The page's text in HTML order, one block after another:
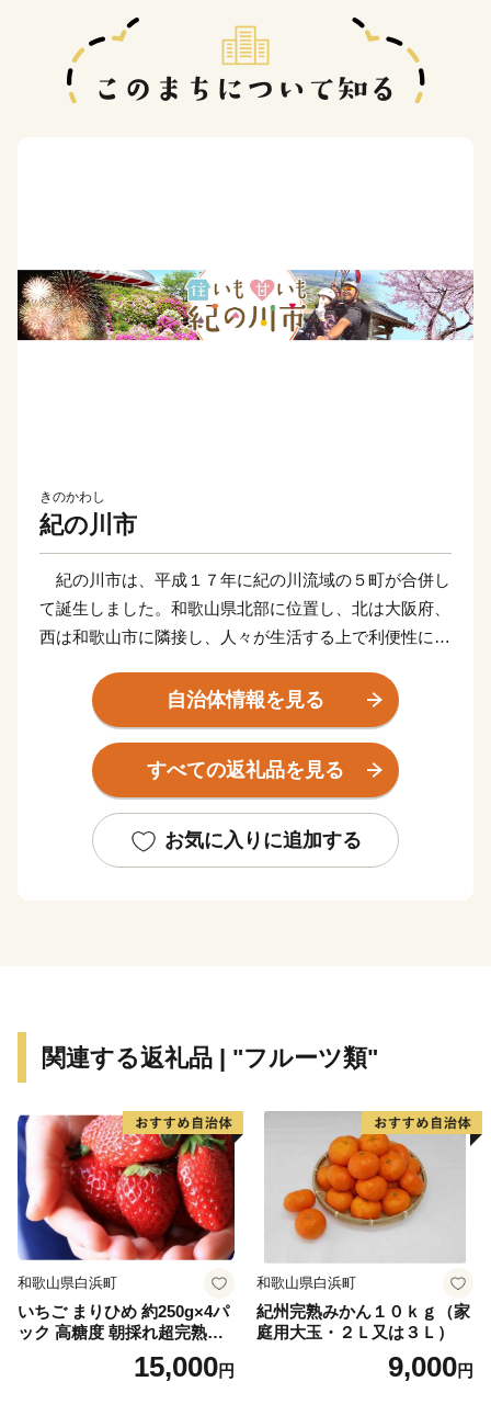
きのかわし
紀の川市
紀の川市は、平成１７年に紀の川流域の５町が合併し
て誕生しました。和歌山県北部に位置し、北は大阪府、
西は和歌山市に隣接し、人々が生活する上で利便性に富
境、長い年月にわたって育まれてきた伝統ある歴史文化
をはじめ、豊富な地域資源を有しています。
「安心・安全な」「住んでよかった」「住み続けたい」
と誰もが実感できるよう、「人が行き交い 自然の恵み
愛し、思いやりを持って暮らせるまちづくりを進めてい
自治体情報を見る
すべての返礼品を見る
お気に入りに追加する
関連する返礼品 | "フルーツ類"
和歌山県白浜町
いちご まりひめ 約250g×4パ
ック 高糖度 朝採れ超完熟ま
りひめ 1月以降発送分
15,000円
和歌山県白浜町
紀州完熟みかん１０ｋｇ（家
庭用大玉・２Ｌ又は３Ｌ）
9,000円